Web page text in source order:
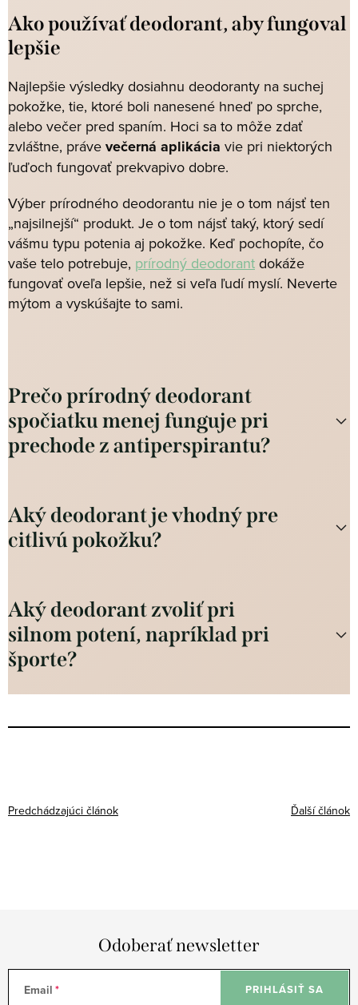
Ako používať deodorant, aby fungoval
lepšie
Najlepšie výsledky dosiahnu deodoranty na suchej
pokožke, tie, ktoré boli nanesené hneď po sprche,
alebo večer pred spaním. Hoci sa to môže zdať
zvláštne, práve večerná aplikácia vie pri niektorých
ľuďoch fungovať prekvapivo dobre.
Výber prírodného deodorantu nie je o tom nájsť ten
„najsilnejší“ produkt. Je o tom nájsť taký, ktorý sedí
vášmu typu potenia aj pokožke. Keď pochopíte, čo
vaše telo potrebuje, prírodný deodorant dokáže
fungovať oveľa lepšie, než si veľa ľudí myslí. Neverte
mýtom a vyskúšajte to sami.
Prečo prírodný deodorant
spočiatku menej funguje pri
prechode z antiperspirantu?
Aký deodorant je vhodný pre
citlivú pokožku?
Aký deodorant zvoliť pri
silnom potení, napríklad pri
športe?
Predchádzajúci článok Ďalší článok
Odoberať newsletter
Email PRIHLÁSIŤ SA